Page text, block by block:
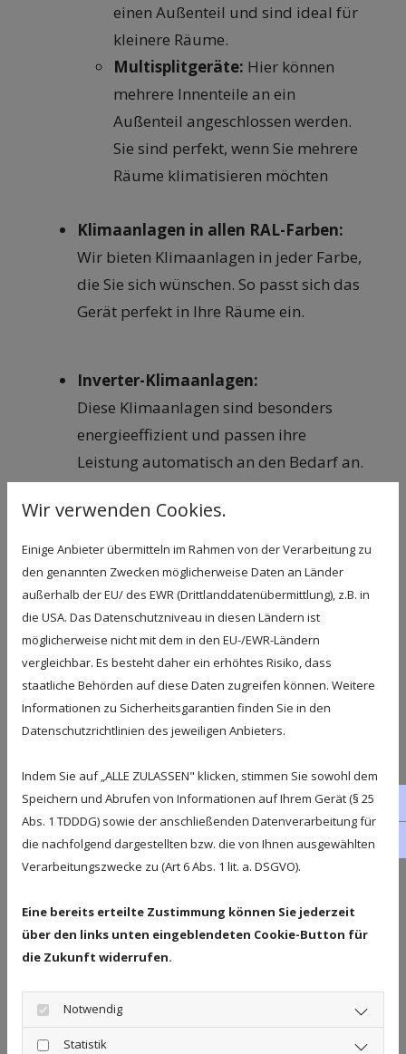
einen Außenteil und sind ideal für
kleinere Räume.
Multisplitgeräte: Hier können
mehrere Innenteile an ein
Außenteil angeschlossen werden.
Sie sind perfekt, wenn Sie mehrere
Räume klimatisieren möchten
Klimaanlagen in allen RAL-Farben:
Wir bieten Klimaanlagen in jeder Farbe,
die Sie sich wünschen. So passt sich das
Gerät perfekt in Ihre Räume ein.
Inverter-Klimaanlagen:
Diese Klimaanlagen sind besonders
energieeffizient und passen ihre
Leistung automatisch an den Bedarf an.
Falls Sie eine flexible Lösung suchen,
bieten wir auch mobile Klimaanlagen
an, die Sie in verschiedenen Räumen
verwenden können.
Büroklimaanlagen:
Wir helfen Ihnen dabei, das Klima in
damit Sie sich wohlfühlen und
produktiv arbeiten können.
Mit unseren Luftreinigern sorgen wir für
eine saubere und gesunde Luft in Ihren
Räumen.
Gewerbeklimaanlagen:
Wir verwenden Cookies.
Einige Anbieter übermitteln im Rahmen von der Verarbeitung zu
den genannten Zwecken möglicherweise Daten an Länder
außerhalb der EU/ des EWR (Drittlanddatenübermittlung), z.B. in
die USA. Das Datenschutzniveau in diesen Ländern ist
möglicherweise nicht mit dem in den EU-/EWR-Ländern
vergleichbar. Es besteht daher ein erhöhtes Risiko, dass
staatliche Behörden auf diese Daten zugreifen können. Weitere
Informationen zu Sicherheitsgarantien finden Sie in den
Datenschutzrichtlinien des jeweiligen Anbieters.
Indem Sie auf „ALLE ZULASSEN" klicken, stimmen Sie sowohl dem
Speichern und Abrufen von Informationen auf Ihrem Gerät (§ 25
Abs. 1 TDDDG) sowie der anschließenden Datenverarbeitung für
die nachfolgend dargestellten bzw. die von Ihnen ausgewählten
Verarbeitungszwecke zu (Art 6 Abs. 1 lit. a. DSGVO).
Eine bereits erteilte Zustimmung können Sie jederzeit
über den links unten eingeblendeten Cookie-Button für
die Zukunft widerrufen.
Notwendig
Statistik